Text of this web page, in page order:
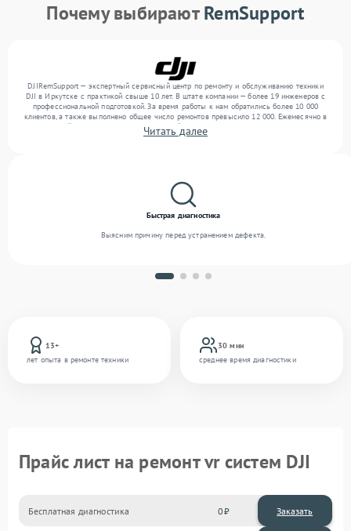
Почему выбираютRemSupport
DJIRemSupport — экспертный сервисный центр по ремонту и обслуживанию техники
DJI в Иркутске с практикой свыше 10 лет. В штате компании — более 19 инженеров с
профессиональной подготовкой. За время работы к нам обратились более 10 000
клиентов, а также выполнено общее число ремонтов превысило 12 000. Ежемесячно в
сервисный центр поступает от 300 устройств, включая , , . Мы беремся за задачи
любой сложности и поддерживаем высокий стандарт качества благодаря
Читать далее
13+
лет опыта в ремонте техники
30 мин
среднее время диагностики
Быстрая диагностика
Выясним причину перед устранением дефекта.
Прайс лист на ремонт vr систем DJI
Бесплатная диагностика 0 Заказать